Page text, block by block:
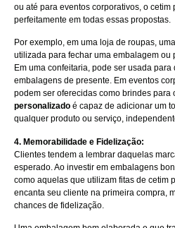
ou até para eventos corporativos, o
perfeitamente em todas essas propostas.
Por exemplo, em uma loja de roupas,
utilizada para fechar uma embalagem
Em uma confeitaria, pode ser usada para
embalagens de presente. Em eventos
podem ser oferecidas como brindes para
personalizado é capaz de adicionar um
qualquer produto ou serviço,
4. Memorabilidade e Fidelização:
Clientes tendem a lembrar daquelas
esperado. Ao investir em embalagens
como aquelas que utilizam fitas de cetim
encanta seu cliente na primeira compra,
chances de fidelização.